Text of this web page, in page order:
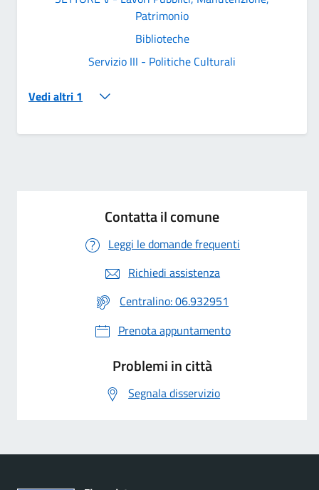
Patrimonio
Biblioteche
Servizio III - Politiche Culturali
Vedi altri 1
Contatta il comune
Leggi le domande frequenti
Richiedi assistenza
Centralino: 06.932951
Prenota appuntamento
Problemi in città
Segnala disservizio